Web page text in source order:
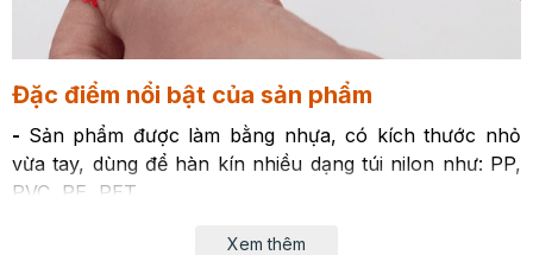
Đặc điểm nổi bật của sản phẩm
- Sản phẩm được làm bằng nhựa, có kích thước nhỏ
vừa tay, dùng để hàn kín nhiều dạng túi nilon như: PP,
PVC, PE, PET
- Nhiệt độ 160 độ C giúp tạo sức nóng để hàn kín miệng
Xem thêm